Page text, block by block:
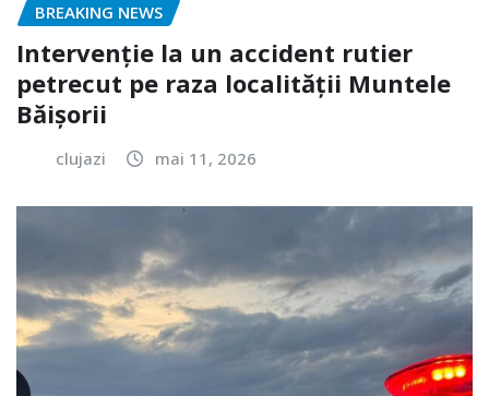
BREAKING NEWS
Intervenție la un accident rutier
petrecut pe raza localității Muntele
Băișorii
clujazi mai 11, 2026